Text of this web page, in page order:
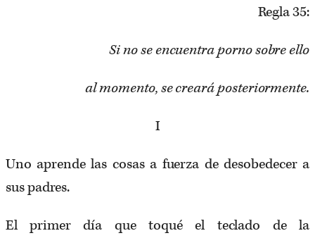
Regla 35:
Si no se encuentra porno sobre ello
al momento, se creará posteriormente.
I
Uno aprende las cosas a fuerza de desobedecer a
sus padres.
El primer día que toqué el teclado de la